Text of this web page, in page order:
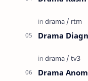
Drama
Drama